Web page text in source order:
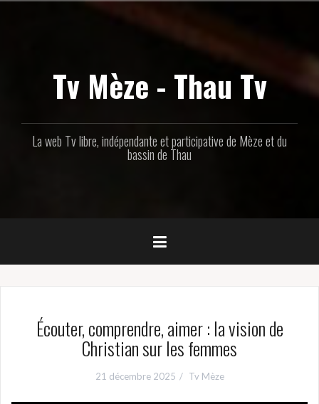
Tv Mèze - Thau Tv
La web Tv libre, indépendante et participative de Mèze et du
bassin de Thau
Écouter, comprendre, aimer : la vision de
Christian sur les femmes
21 décembre 2025 Tv Mèze